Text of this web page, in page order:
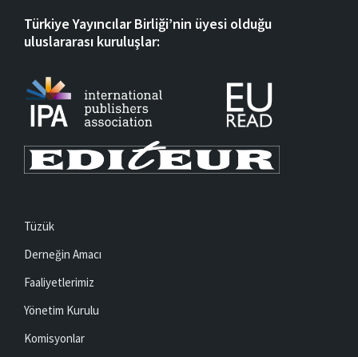
Türkiye Yayıncılar Birliği’nin üyesi olduğu
uluslararası kuruluşlar:
Tüzük
Derneğin Amacı
Faaliyetlerimiz
Yönetim Kurulu
Komisyonlar